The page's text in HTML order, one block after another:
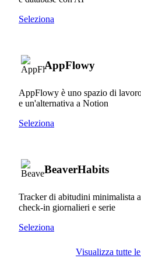
Seleziona
AppFlowy
AppFlowy è uno spazio di
e un'alternativa a Notion
Seleziona
BeaverHabits
Tracker di abitudini minimalista
check-in giornalieri e serie
Seleziona
Visualizza tutte